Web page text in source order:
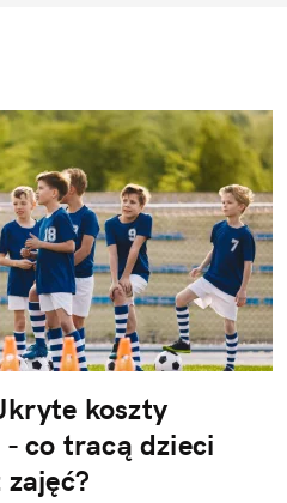
koszty
co tracą dzieci